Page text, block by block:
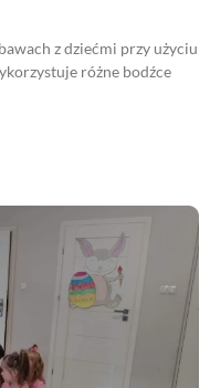
z dziećmi przy użyciu
różne bodźce